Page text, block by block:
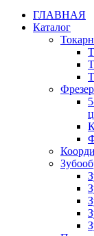
ГЛАВНАЯ
Каталог